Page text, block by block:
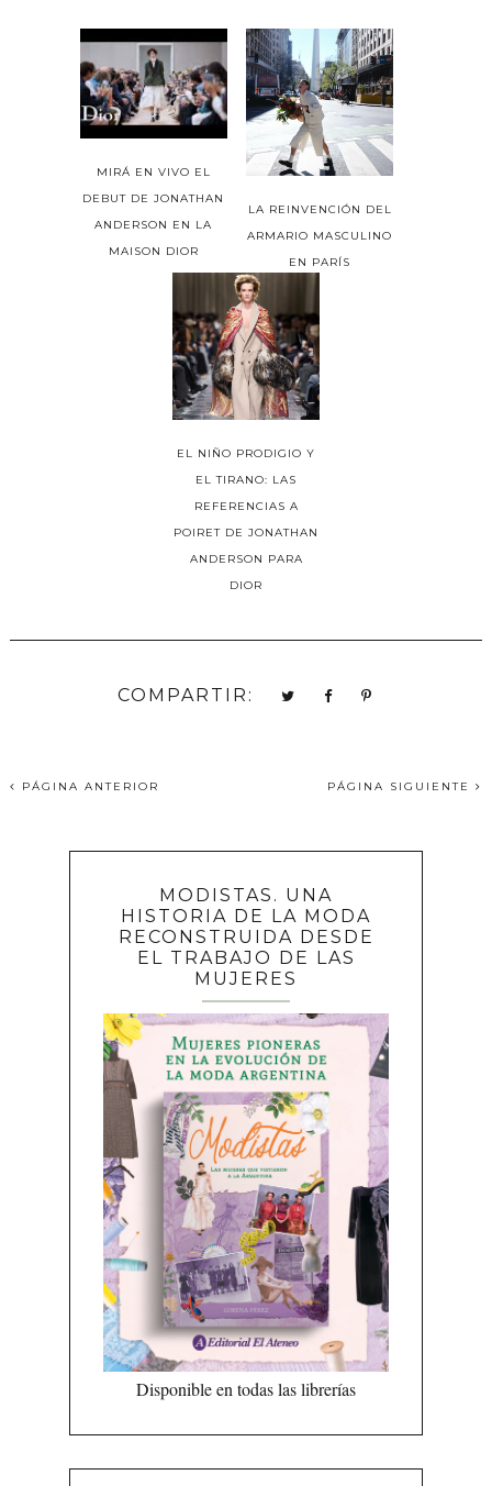
MIRÁ EN VIVO EL
DEBUT DE JONATHAN
ANDERSON EN LA
MAISON DIOR
LA REINVENCIÓN DEL
ARMARIO MASCULINO
EN PARÍS
EL NIÑO PRODIGIO Y
EL TIRANO: LAS
REFERENCIAS A
POIRET DE JONATHAN
ANDERSON PARA
DIOR
COMPARTIR:
PÁGINA ANTERIOR PÁGINA SIGUIENTE
MODISTAS. UNA
HISTORIA DE LA MODA
RECONSTRUIDA DESDE
EL TRABAJO DE LAS
MUJERES
Disponible en todas las librerías